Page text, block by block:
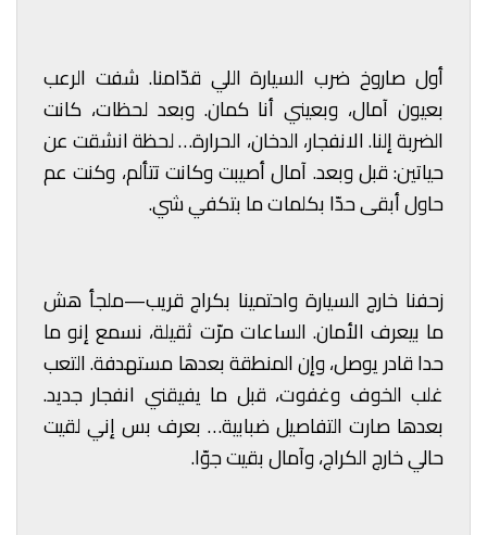
أول صاروخ ضرب السيارة اللي قدّامنا. شفت الرعب
بعيون آمال، وبعيني أنا كمان. وبعد لحظات، كانت
الضربة إلنا. الانفجار، الدخان، الحرارة… لحظة انشقت عن
حياتين: قبل وبعد. آمال أصيبت وكانت تتألم، وكنت عم
حاول أبقى حدّا بكلمات ما بتكفي شي.
زحفنا خارج السيارة واحتمينا بكراج قريب—ملجأ هش
ما بيعرف الأمان. الساعات مرّت ثقيلة، نسمع إنو ما
حدا قادر يوصل، وإن المنطقة بعدها مستهدفة. التعب
غلب الخوف وغفوت، قبل ما يفيقني انفجار جديد.
بعدها صارت التفاصيل ضبابية… بعرف بس إني لقيت
حالي خارج الكراج، وآمال بقيت جوّا.